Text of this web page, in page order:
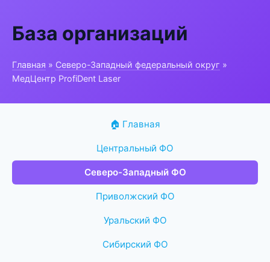
База организаций
Главная » Северо-Западный федеральный округ »
МедЦентр ProfiDent Laser
🏠 Главная
Центральный ФО
Северо-Западный ФО
Приволжский ФО
Уральский ФО
Сибирский ФО